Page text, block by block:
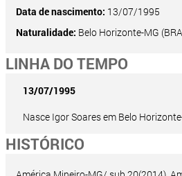
Data de nascimento: 13/07/1995
Naturalidade: Belo Horizonte-MG
LINHA DO TEMPO
13/07/1995
Nasce Igor Soares em Belo
HISTÓRICO